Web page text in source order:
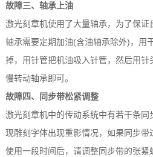
故障三、轴承上油
激光刻章机使用了大量轴承，为了保
轴承需要定期加油(含油轴承除外)，用
掉，用针管把机油吸入针管，然后用
慢转动轴承即可。
故障四、同步带松紧调整
激光刻章机中的传动系统中有若干条
现雕刻字体出现重影情况，如果同步
使用一段时间后，请调整同步带的张